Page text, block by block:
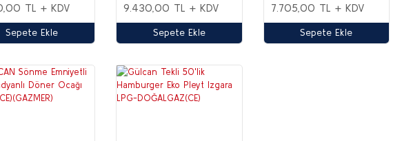
TL + KDV
Sepete Ekle
9.430,00 TL + KDV
Sepete Ekle
7.705,00 TL + KDV
Sepete Ekle